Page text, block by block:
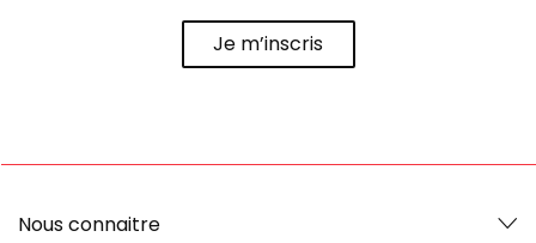
Je m’inscris
Nous connaitre